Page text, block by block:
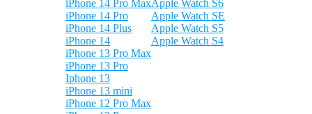
iPhone 14 Pro Max
iPhone 14 Pro
iPhone 14 Plus
iPhone 14
iPhone 13 Pro Max
iPhone 13 Pro
Iphone 13
iPhone 13 mini
iPhone 12 Pro Max
Apple Watch S6
Apple Watch SE
Apple Watch S5
Apple Watch S4